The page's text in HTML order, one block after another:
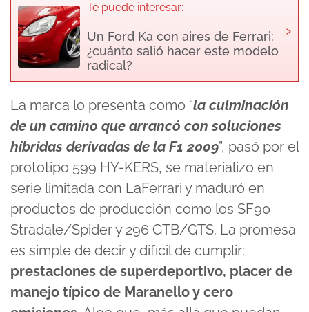
Te puede interesar:
Un Ford Ka con aires de Ferrari:
¿cuánto salió hacer este modelo
radical?
›
La marca lo presenta como “la culminación
de un camino que arrancó con soluciones
híbridas derivadas de la F1 2009”, pasó por el
prototipo 599 HY-KERS, se materializó en
serie limitada con LaFerrari y maduró en
productos de producción como los SF90
Stradale/Spider y 296 GTB/GTS. La promesa
es simple de decir y difícil de cumplir:
prestaciones de superdeportivo, placer de
manejo típico de Maranello y cero